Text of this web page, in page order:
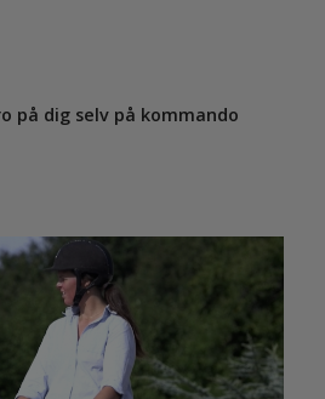
på dig selv på kommando